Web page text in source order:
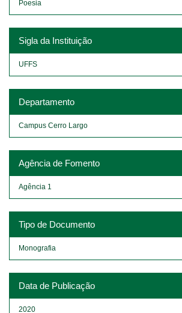
Poesia
Sigla da Instituição
UFFS
Departamento
Campus Cerro Largo
Agência de Fomento
Agência 1
Tipo de Documento
Monografia
Data de Publicação
2020